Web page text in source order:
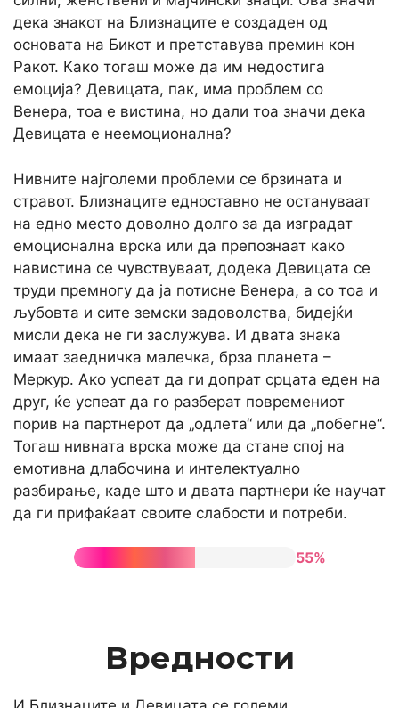
дека знакот на Близнаците е создаден од
основата на Бикот и претставува премин кон
Ракот. Како тогаш може да им недостига
емоција? Девицата, пак, има проблем со
Венера, тоа е вистина, но дали тоа значи дека
Девицата е неемоционална?
Нивните најголеми проблеми се брзината и
стравот. Близнаците едноставно не остануваат
на едно место доволно долго за да изградат
емоционална врска или да препознаат како
навистина се чувствуваат, додека Девицата се
труди премногу да ја потисне Венера, а со тоа и
љубовта и сите земски задоволства, бидејќи
мисли дека не ги заслужува. И двата знака
имаат заедничка малечка, брза планета –
Меркур. Ако успеат да ги допрат срцата еден на
друг, ќе успеат да го разберат повремениот
порив на партнерот да „одлета“ или да „побегне“.
Тогаш нивната врска може да стане спој на
емотивна длабочина и интелектуално
разбирање, каде што и двата партнери ќе научат
да ги прифаќаат своите слабости и потреби.
55%
Вредности